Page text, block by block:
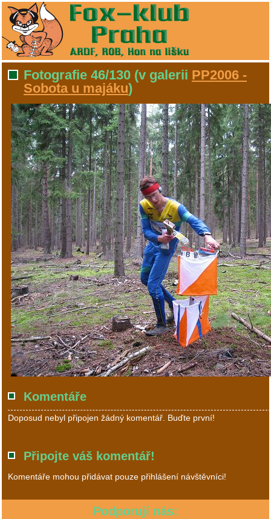
Fotografie 46/130 (v galerii PP2006 -
Sobota u majáku)
Komentáře
Doposud nebyl připojen žádný komentář. Buďte první!
Připojte váš komentář!
Komentáře mohou přidávat pouze přihlášení návštěvníci!
Podporují nás: